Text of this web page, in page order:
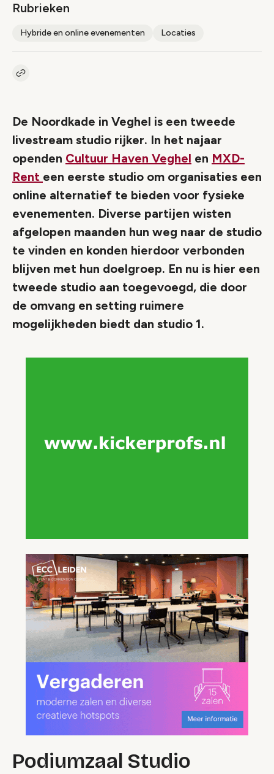
Rubrieken
Hybride en online evenementen Locaties
Kopieer link naar artikel
De Noordkade in Veghel is een tweede
livestream studio rijker. In het najaar
openden Cultuur Haven Veghel en MXD-
Rent een eerste studio om organisaties een
online alternatief te bieden voor fysieke
evenementen. Diverse partijen wisten
afgelopen maanden hun weg naar de studio
te vinden en konden hierdoor verbonden
blijven met hun doelgroep. En nu is hier een
tweede studio aan toegevoegd, die door
de omvang en setting ruimere
mogelijkheden biedt dan studio 1.
Podiumzaal Studio